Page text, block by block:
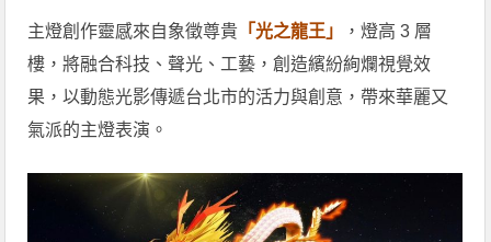
主燈創作靈感來自象徵尊貴 「光之龍王」
，燈高 3 層
樓，將融合科技、聲光、工藝，創造繽紛絢爛視覺效
果，以動態光影傳遞台北市的活力與創意，帶來華麗又
氣派的主燈表演。